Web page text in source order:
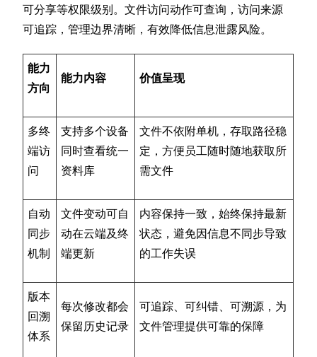
可分享等权限级别。文件访问动作可查询，访问来源
可追踪，管理边界清晰，有效降低信息泄露风险。
能力
方向
能力内容 价值呈现
多终
端访
问
支持多个设备
同时查看统一
资料库
文件不依附单机，存取路径稳
定，方便员工随时随地获取所
需文件
自动
同步
机制
文件变动可自
动在云端及终
端更新
内容保持一致，始终保持最新
状态，避免因信息不同步导致
的工作失误
版本
回溯
体系
每次修改都会
保留历史记录
可追踪、可纠错、可溯源，为
文件管理提供可靠的保障